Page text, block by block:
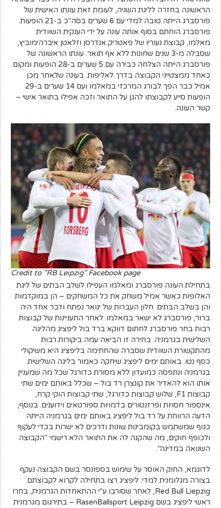
הראשונה בחזרה לליגת השניה, לעומת זאת עונתו האישית של
פורסברג הייתה טובה למדי עם 6 שערים בסה"כ ב-21 הופעות.
פורסברג הוחתם בסוף אותה עונה על ידי הענקית השוודית
מאלמו, קבוצת נעוריו של פאטריק אנדרסן וזלאטן איברהימוביץ,
שסבלה מ-3 שנים שחונות ללא אף תואר. עונתו הראשונה של
פורסברג הייתה הצלחה כבירה עם 5 שערים ב-28 הופעות ומקום
כאחד ממצטייני הקבוצה בדרך לאליפות. בעונה שלאחר מכן
אמיל כבר הפך לבורג המרכזי במאלמו ועם 14 שערים ב-29
הופעות סייע לקבוצתו להגן על התואר וזכה אפילו בתואר אישי –
קשר העונה.
Credit to "RB Leipzig" Facebook page
בתחילת העונה פורסברג ומאלמו העפילו לשלב הבתים של ליגת
האלופות כאשר אמיל משחק את כל המשחקים – הן במוקדמות
והן בשלב הבתים. חלון העברות של ינואר נפתח ודבר אחד היה
ברור, פורסברג לא ישאר במאלמו. לאחר התעניינות של קבוצות
רבות בחר פורסברג לחתום דווקא ברד בול ליפציג מהליגה
השלישית בגרמניה. בחירה זו הביאה עמה ביקורות רבות
מהתקשורת השוודית שסברה שהחתימה בליפציג היא משיקולי
כסף נטו. באותם ימים ליפציג שיחקה כאמור בליגה השלישית
בגרמניה ונתפסה כמועדון ללא מסורת כדורגל שכל מה שמעניין
אותו הוא להאדיר את קונצרן רד בול – שכלל באותם ימים שתי
קבוצות F1, שלוש קבוצות כדורגל, שתי קבוצות הוקי קרח,
אינספור חסויות ופרזנטורים בדמויות ספורטאים וידוענים. בנוסף,
הדעה הרווחת על רד בול ליפציג באותם ימים בגרמניה הייתה
כגוף שמשתמש בקומבינות שונות ודרכים לא ישרות בכדי לעקוף
ולכופף חוקים, מה שהקנה לה את התואר הלא רישמי "הקבוצה
השנואה במדינה".
לדוגמא, החוק האוסר על שימוש בספונסר בשם הקבוצה נעקף
בצורה מגלומנית למדי. ליפציג רצו בתחילה לקרוא לקבוצתם
Red Bull Liepzig, לאחר שסורבו ע"י ההתאחדות הגרמנית, בחרו
ראשי ליפציג בשם RasenBallsport Leipzig – בתירגום מגרמנית